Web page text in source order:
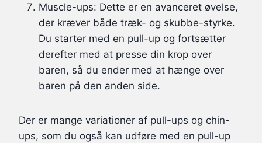
Muscle-ups: Dette er en avanceret øvelse,
der kræver både træk- og skubbe-styrke.
Du starter med en pull-up og fortsætter
derefter med at presse din krop over
baren, så du ender med at hænge over
baren på den anden side.
Der er mange variationer af pull-ups og chin-
ups, som du også kan udføre med en pull-up